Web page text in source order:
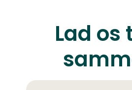
Lad os